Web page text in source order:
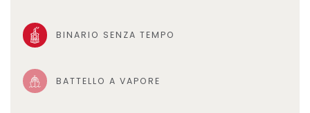
BINARIO SENZA TEMPO
BATTELLO A VAPORE